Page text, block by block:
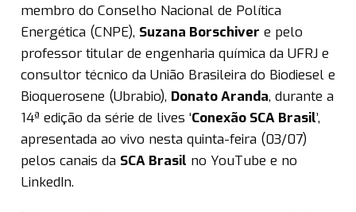
membro do Conselho Nacional de Política
Energética (CNPE), Suzana Borschiver e pelo
professor titular de engenharia química da UFRJ e
consultor técnico da União Brasileira do Biodiesel e
Bioquerosene (Ubrabio), Donato Aranda, durante a
14ª edição da série de lives ‘Conexão SCA Brasil’,
apresentada ao vivo nesta quinta-feira (03/07)
pelos canais da SCA Brasil no YouTube e no
LinkedIn.